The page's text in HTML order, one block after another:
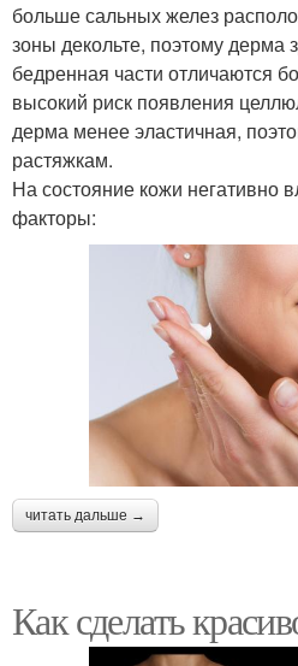
больше сальных желез
зоны декольте, поэтому дерма
бедренная части отличаются
высокий риск появления
дерма менее эластичная,
растяжкам.
На состояние кожи негативно
факторы:
читать дальше →
Как сделать